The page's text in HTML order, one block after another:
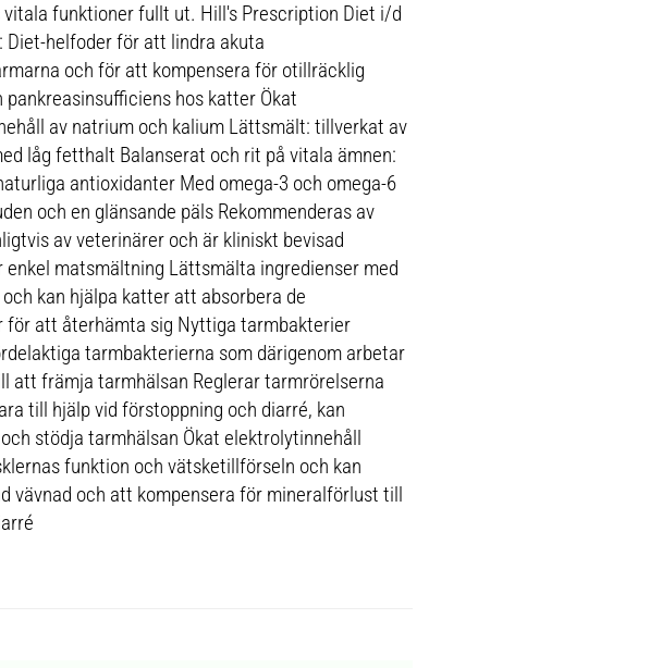
funktioner fullt ut. Hill's Prescription Diet i/d
Diet-helfoder för att lindra akuta
och för att kompensera för otillräcklig
hos katter Ökat
av natrium och kalium Lättsmält: tillverkat av
låg fetthalt Balanserat och rit på vitala ämnen:
antioxidanter Med omega-3 och omega-6
och en glänsande päls Rekommenderas av
av veterinärer och är kliniskt bevisad
matsmältning Lättsmälta ingredienser med
kan hjälpa katter att absorbera de
för att återhämta sig Nyttiga tarmbakterier
tarmbakterierna som därigenom arbetar
att främja tarmhälsan Reglerar tarmrörelserna
till hjälp vid förstoppning och diarré, kan
stödja tarmhälsan Ökat elektrolytinnehåll
funktion och vätsketillförseln och kan
vävnad och att kompensera för mineralförlust till